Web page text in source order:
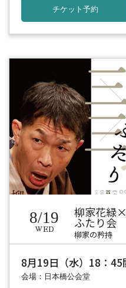
チケット予約
8/19
WED
柳家花緑
ふたり会
柳家の矜持
8月19日（水）18：45
会場：日本橋公会堂